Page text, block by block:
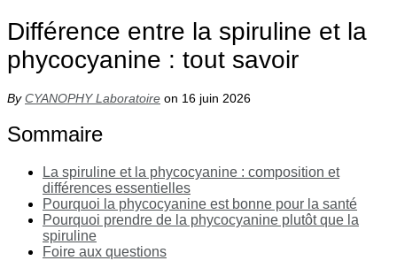
Différence entre la spiruline et la
phycocyanine : tout savoir
ByCYANOPHY Laboratoire on 16 juin 2026
Sommaire
La spiruline et la phycocyanine : composition et
différences essentielles
Pourquoi la phycocyanine est bonne pour la santé
Pourquoi prendre de la phycocyanine plutôt que la
spiruline
Foire aux questions